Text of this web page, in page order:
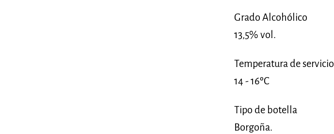
Grado Alcohólico
13,5% vol.
Temperatura de servicio
14 - 16ºC
Tipo de botella
Borgoña.